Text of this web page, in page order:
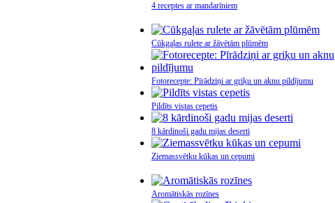
4 receptes ar mandarīniem
Cūkgaļas rulete ar žāvētām plūmēm
Fotorecepte: Pīrādziņi ar griķu un aknu pildījumu
Pildīts vistas cepetis
8 kārdinoši gadu mijas deserti
Ziemassvētku kūkas un cepumi
Aromātiskās rozīnes